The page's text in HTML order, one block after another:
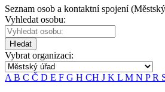
Seznam osob a kontaktní spojení
Vyhledat osobu:
Hledat
Vybrat organizaci:
A B C Č D E F G H CH J K L M N PR